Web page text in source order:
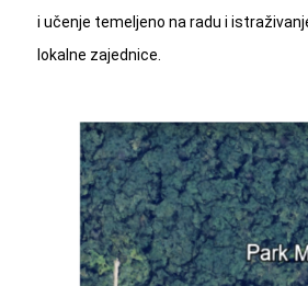
i učenje temeljeno na radu i
lokalne zajednice.